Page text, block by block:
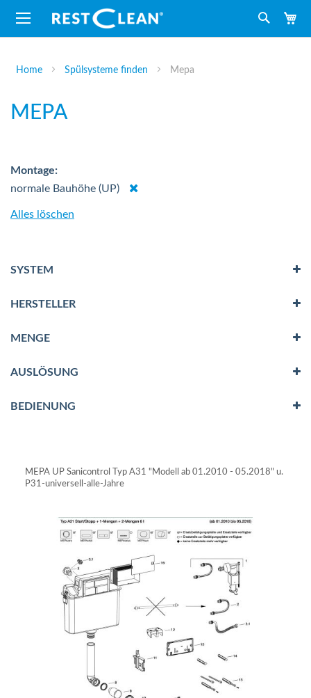
Suche
Home Spülsysteme finden Mepa
MEPA
MEPA UP Sanicontrol Typ A31 "Modell ab 01.2010 - 05.2018" u.
P31-universell-alle-Jahre
Montage
normale Bauhöhe (UP)
Dies
Alles löschen
SYSTEM
HERSTELLER
MENGE
AUSLÖSUNG
BEDIENUNG